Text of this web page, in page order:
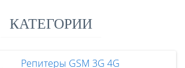
КАТЕГОРИИ
Репитеры GSM 3G 4G